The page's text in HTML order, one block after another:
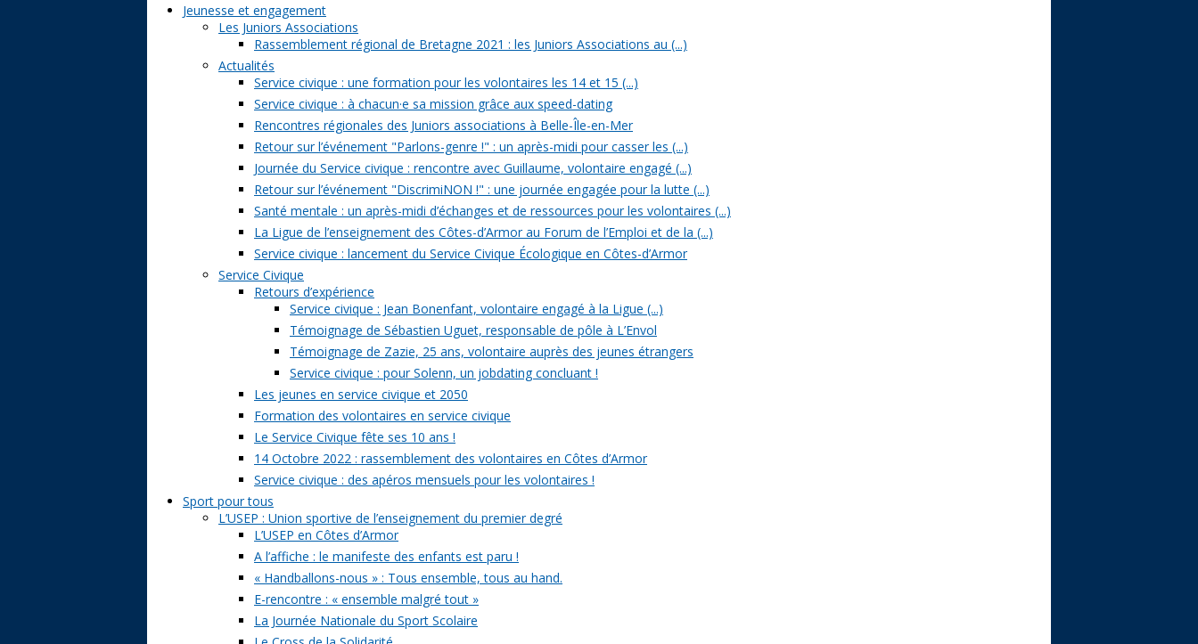
Jeunesse et engagement
Les Juniors Associations
Rassemblement régional de Bretagne 2021 : les Juniors Associations au (...)
Actualités
Service civique : une formation pour les volontaires les 14 et 15 (...)
Service civique : à chacun·e sa mission grâce aux speed-dating
Rencontres régionales des Juniors associations à Belle-Île-en-Mer
Retour sur l’événement "Parlons-genre !" : un après-midi pour casser les (...)
Journée du Service civique : rencontre avec Guillaume, volontaire engagé (...)
Retour sur l’événement "DiscrimiNON !" : une journée engagée pour la lutte (...)
Santé mentale : un après-midi d’échanges et de ressources pour les volontaires (...)
La Ligue de l’enseignement des Côtes-d’Armor au Forum de l’Emploi et de la (...)
Service civique : lancement du Service Civique Écologique en Côtes-d’Armor
Service Civique
Retours d’expérience
Service civique : Jean Bonenfant, volontaire engagé à la Ligue (...)
Témoignage de Sébastien Uguet, responsable de pôle à L’Envol
Témoignage de Zazie, 25 ans, volontaire auprès des jeunes étrangers
Service civique : pour Solenn, un jobdating concluant !
Les jeunes en service civique et 2050
Formation des volontaires en service civique
Le Service Civique fête ses 10 ans !
14 Octobre 2022 : rassemblement des volontaires en Côtes d’Armor
Service civique : des apéros mensuels pour les volontaires !
Sport pour tous
L’USEP : Union sportive de l’enseignement du premier degré
L’USEP en Côtes d’Armor
A l’affiche : le manifeste des enfants est paru !
« Handballons-nous » : Tous ensemble, tous au hand.
E-rencontre : « ensemble malgré tout »
La Journée Nationale du Sport Scolaire